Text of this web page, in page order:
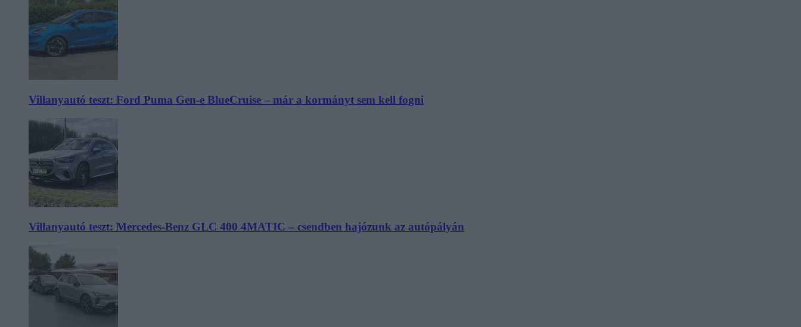
Villanyautó teszt: Ford Puma Gen-e BlueCruise – már a kormányt sem kell fogni
Villanyautó teszt: Mercedes-Benz GLC 400 4MATIC – csendben hajózunk az autópályán